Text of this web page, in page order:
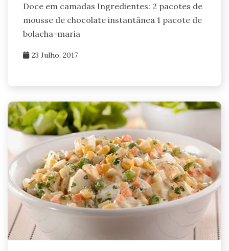
Doce em camadas Ingredientes: 2 pacotes de
mousse de chocolate instantânea 1 pacote de
bolacha-maria
23 Julho, 2017